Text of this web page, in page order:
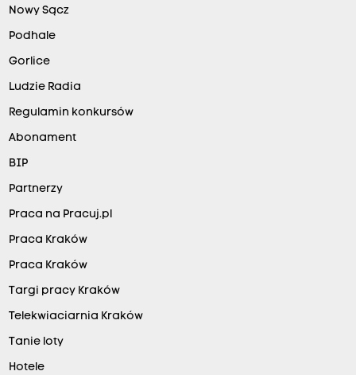
Nowy Sącz
Podhale
Gorlice
Ludzie Radia
Regulamin konkursów
Abonament
BIP
Partnerzy
Praca na Pracuj.pl
Praca Kraków
Praca Kraków
Targi pracy Kraków
Telekwiaciarnia Kraków
Tanie loty
Hotele